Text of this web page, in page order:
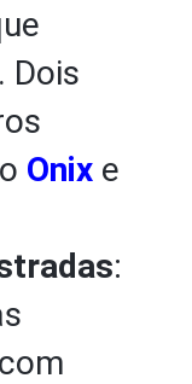
Dois
Onix e
: